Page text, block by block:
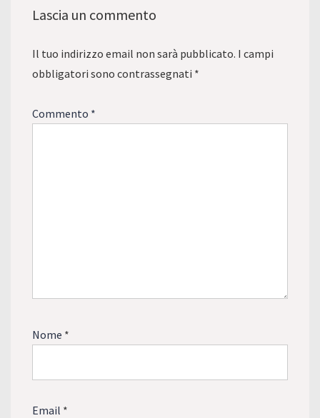
Lascia un commento
Il tuo indirizzo email non sarà pubblicato. I campi
obbligatori sono contrassegnati *
Commento *
Nome *
Email *